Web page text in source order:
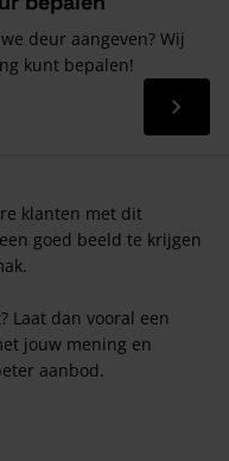
deur aangeven? Wij
kunt bepalen!
Lees
klanten met dit
goed beeld te krijgen
Laat dan vooral een
jouw mening en
aanbod.